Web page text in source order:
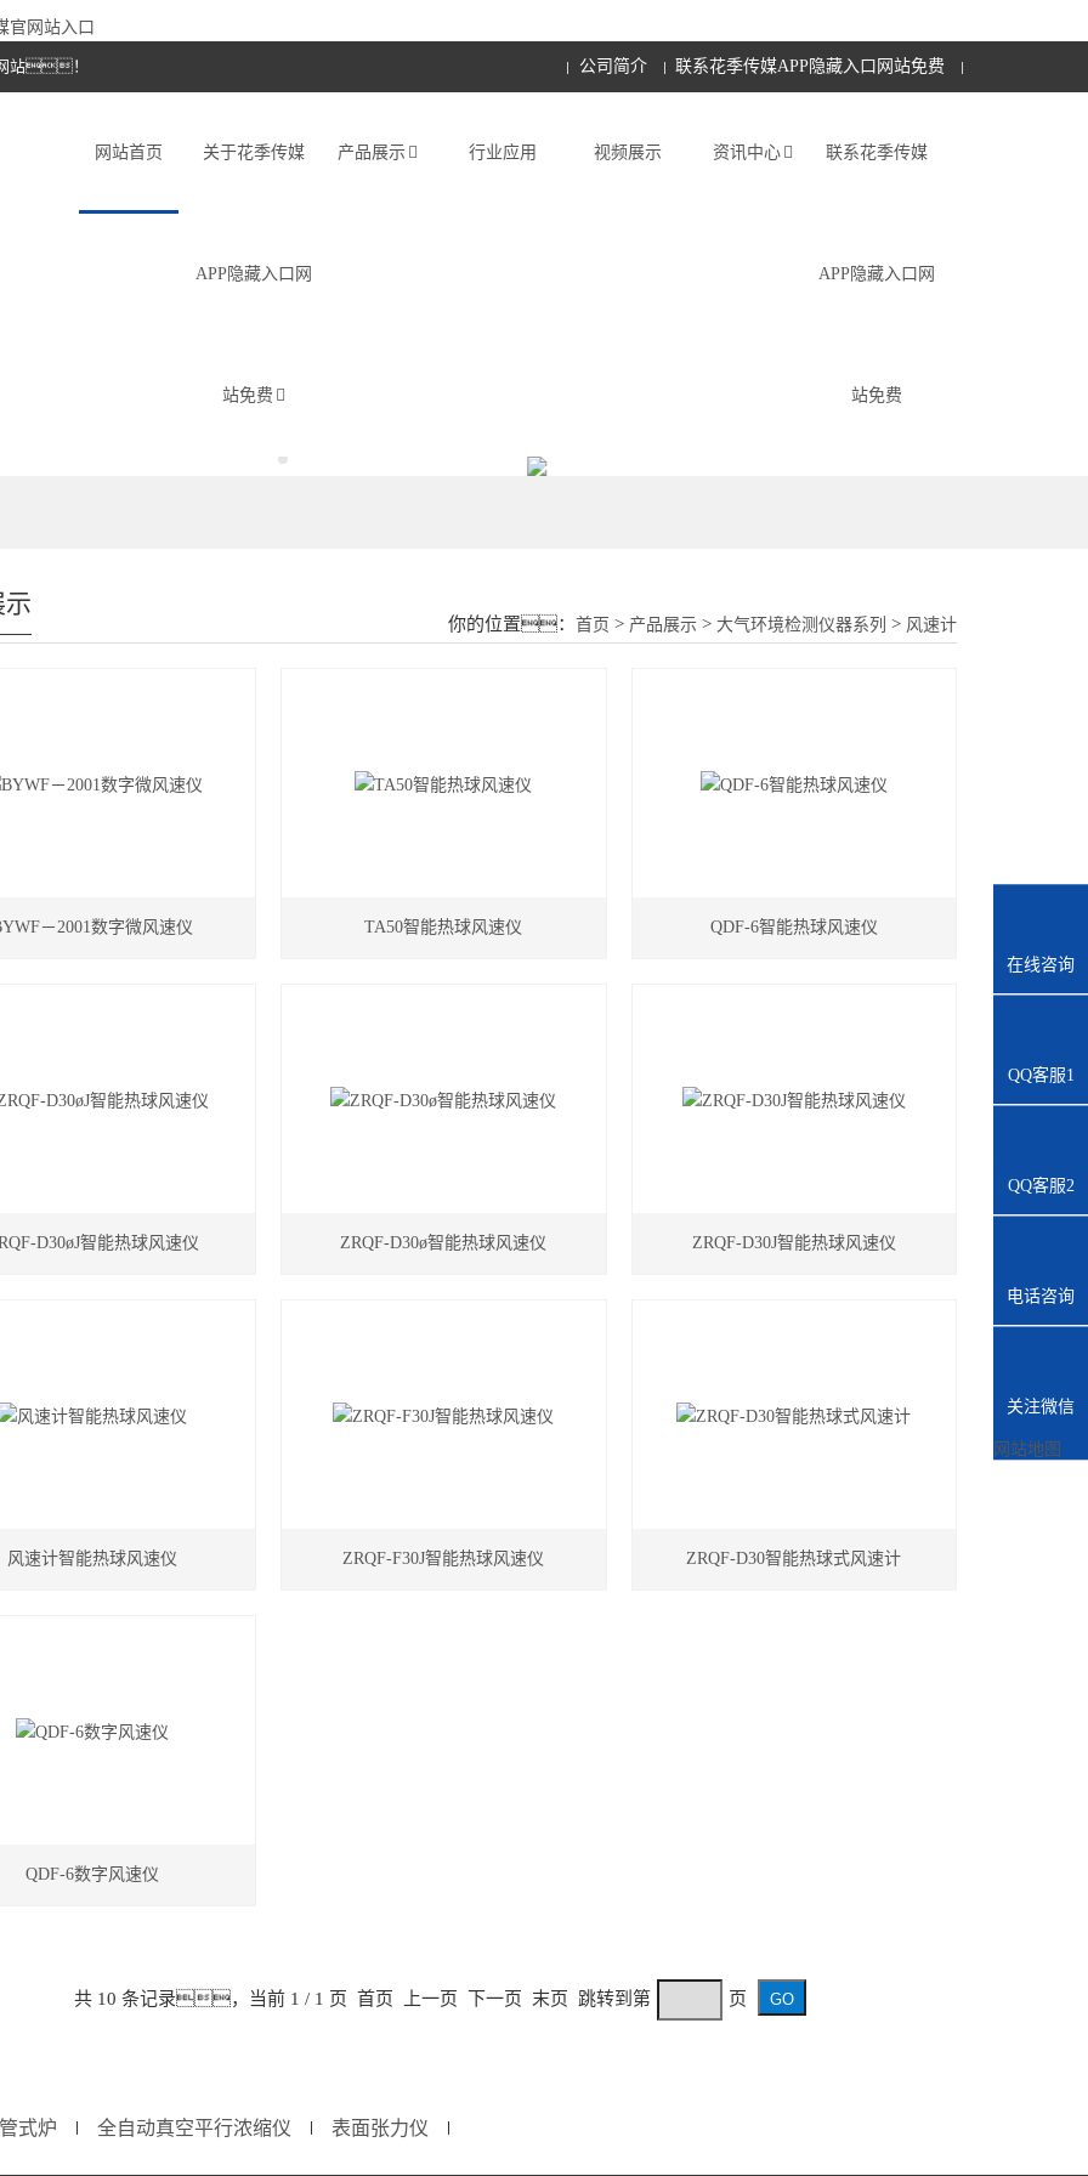
官网站入口
站！ 公司简介 联系花季传媒APP隐藏入口网站免费
网站首页 关于花季传媒
APP隐藏入口网
站免费
产品展示 行业应用 视频展示 资讯中心 联系花季传媒
APP隐藏入口网
站免费
你的位置：首页 > 产品展示 >大气环境检测仪器系列 > 风速计
－2001数字微风速仪 TA50智能热球风速仪 QDF-6智能热球风速仪
D30øJ智能热球风速仪 ZRQF-D30ø智能热球风速仪 ZRQF-D30J智能热球风速仪
风速计智能热球风速仪 ZRQF-F30J智能热球风速仪 ZRQF-D30智能热球式风速计
QDF-6数字风速仪
共 10 条记录，当前 1 / 1 页 首页 上一页 下一页 末页 跳转到第 页
式炉 全自动真空平行浓缩仪 表面张力仪
在线咨询
QQ客服1
QQ客服2
电话咨询
关注微信
网站地图